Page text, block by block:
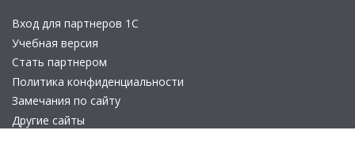
Вход для партнеров 1С
Учебная версия
Стать партнером
Политика конфиденциальности
Замечания по сайту
Другие сайты